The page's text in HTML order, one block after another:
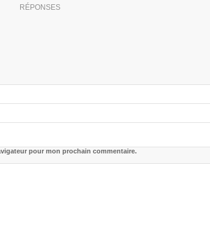
RÉPONSES
pour mon prochain commentaire.